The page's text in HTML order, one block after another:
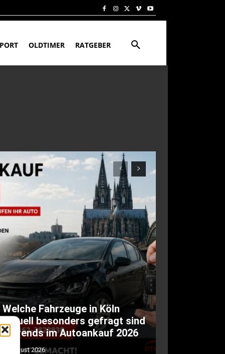
OLDTIMER RATGEBER
Welche Fahrzeuge in Köln
aktuell besonders gefragt sind
– Trends im Autoankauf 2026
8. August 2026